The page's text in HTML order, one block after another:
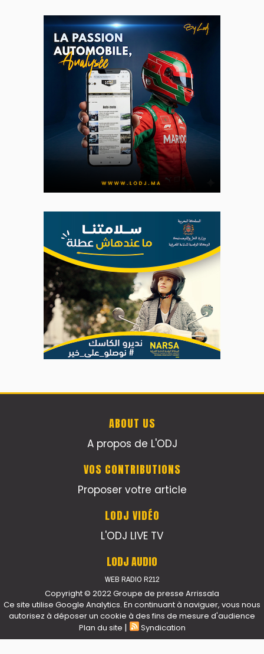
ABOUT US
A propos de L'ODJ
VOS CONTRIBUTIONS
Proposer votre article
LODJ VIDÉO
L'ODJ LIVE TV
LODJ AUDIO
WEB RADIO R212
Copyright © 2022 Groupe de presse Arrissala
Ce site utilise Google Analytics. En continuant à naviguer, vous nous
autorisez à déposer un cookie à des fins de mesure d'audience
Plan du site | Syndication